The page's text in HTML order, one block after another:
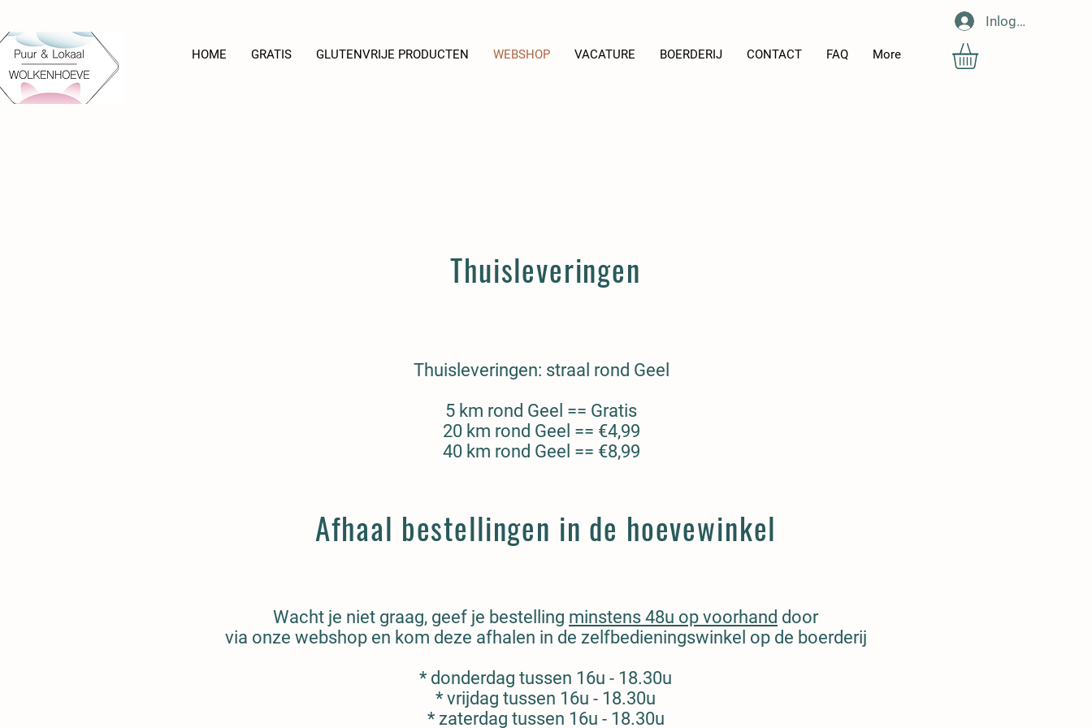
HOME GRATIS GLUTENVRIJE PRODUCTEN WEBSHOP VACATURE BOERDERIJ CONTACT FAQ More
Inloggen
Thuisleveringen
Thuisleveringen: straal rond Geel
5 km rond Geel == Gratis
20 km rond Geel == €4,99
40 km rond Geel == €8,99
Afhaal bestellingen in de hoevewinkel
Wacht je niet graag, geef je bestelling minstens 48u op voorhand door
via onze webshop en kom deze afhalen in de zelfbedieningswinkel op de boerderij
* donderdag tussen 16u - 18.30u
* vrijdag tussen 16u - 18.30u
* zaterdag tussen 16u - 18.30u